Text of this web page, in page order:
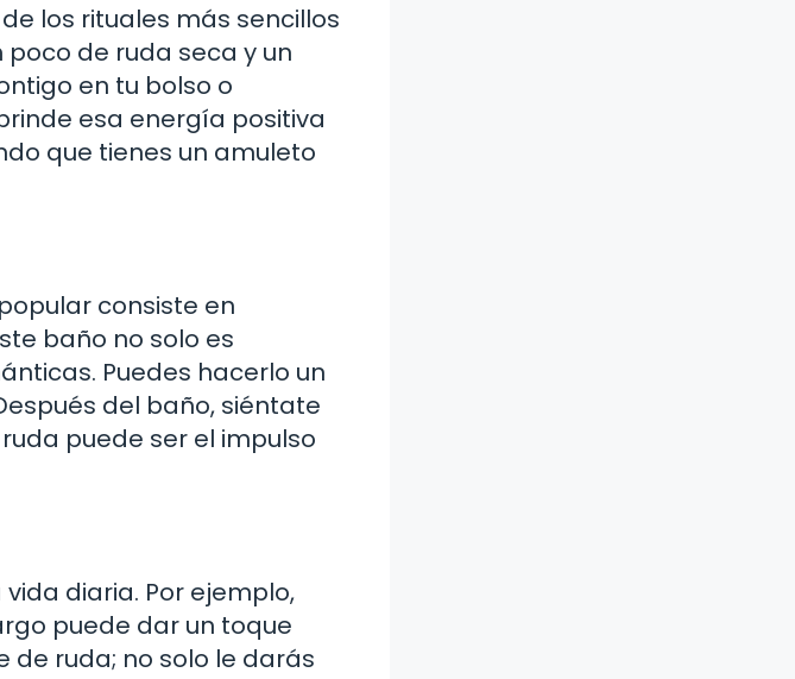
los rituales más sencillos
poco de ruda seca y un
en tu bolso o
esa energía positiva
que tienes un amuleto
consiste en
baño no solo es
Puedes hacerlo un
del baño, siéntate
puede ser el impulso
diaria. Por ejemplo,
puede dar un toque
de ruda; no solo le darás